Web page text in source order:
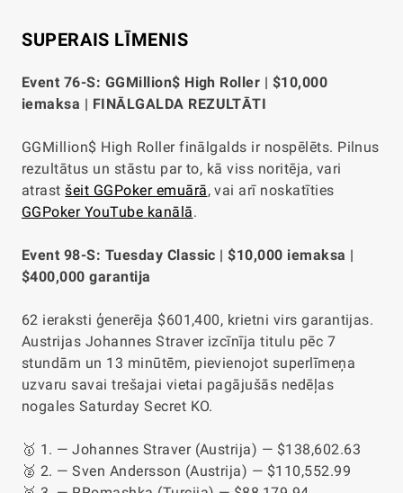
SUPERAIS LĪMENIS
Event 76-S: GGMillion$ High Roller | $10,000
iemaksa | FINĀLGALDA REZULTĀTI
GGMillion$ High Roller finālgalds ir nospēlēts. Pilnus
rezultātus un stāstu par to, kā viss noritēja, vari
atrastšeit GGPoker emuārā, vai arī noskatīties
GGPoker YouTube kanālā.
Event 98-S: Tuesday Classic | $10,000 iemaksa |
$400,000 garantija
62 ieraksti ģenerēja $601,400, krietni virs garantijas.
Austrijas Johannes Straver izcīnīja titulu pēc 7
stundām un 13 minūtēm, pievienojot superlīmeņa
uzvaru savai trešajai vietai pagājušās nedēļas
nogales Saturday Secret KO.
🥇 1. — Johannes Straver (Austrija) — $138,602.63
🥈 2. — Sven Andersson (Austrija) — $110,552.99